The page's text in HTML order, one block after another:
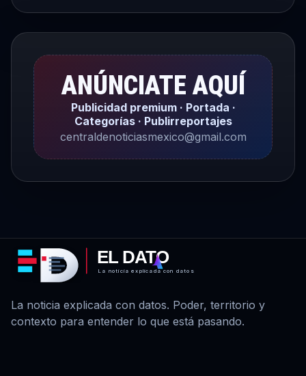
ANÚNCIATE AQUÍ
Publicidad premium · Portada ·
Categorías · Publirreportajes
centraldenoticiasmexico@gmail.com
EL DATO
La noticia explicada con datos
La noticia explicada con datos. Poder, territorio y
contexto para entender lo que está pasando.